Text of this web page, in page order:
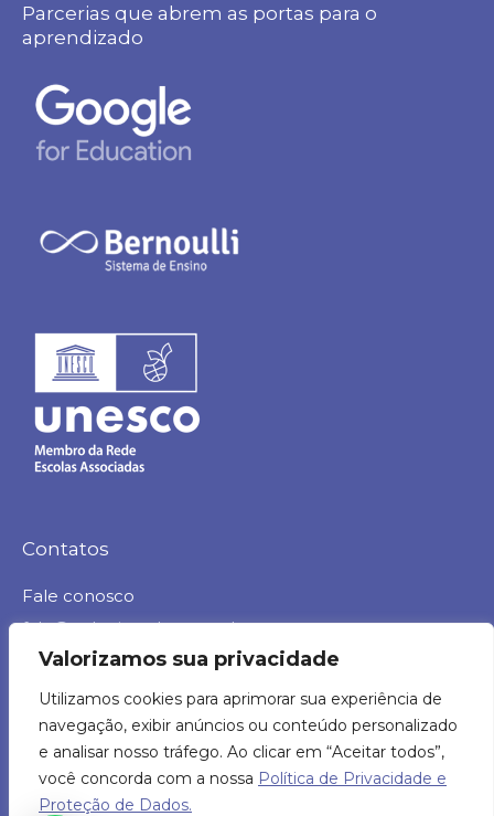
Valorizamos sua privacidade
Utilizamos cookies para aprimorar sua experiência de
navegação, exibir anúncios ou conteúdo personalizado
e analisar nosso tráfego. Ao clicar em “Aceitar todos”,
você concorda com a nossa Política de Privacidade e
Proteção de Dados.
opens
in
window
opens
in
window
opens
in
window
Parcerias que abrem as portas para o
aprendizado
Contatos
Fale conosco
fale@colegioasther.com.br
Trabalhe conosco
rh@colegioasther.com.br
Ouvidoria
ouvidoria@colegioasther.com.br